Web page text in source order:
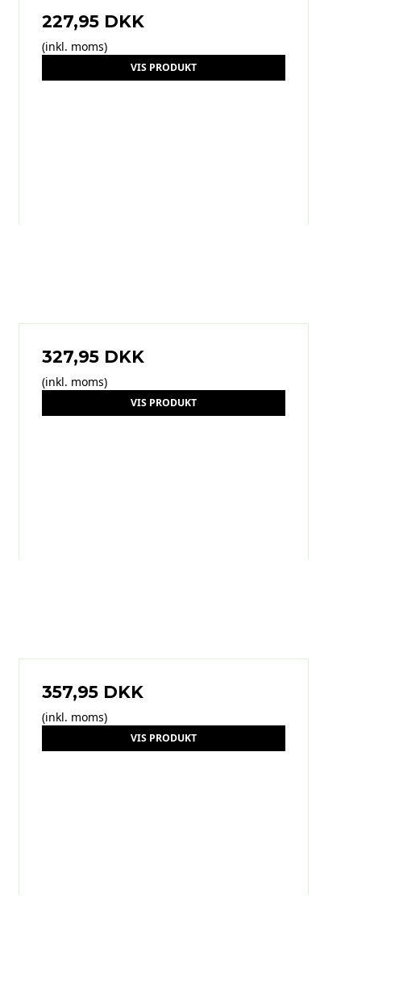
227,95 DKK
(inkl. moms)
VIS PRODUKT
327,95 DKK
(inkl. moms)
VIS PRODUKT
357,95 DKK
(inkl. moms)
VIS PRODUKT